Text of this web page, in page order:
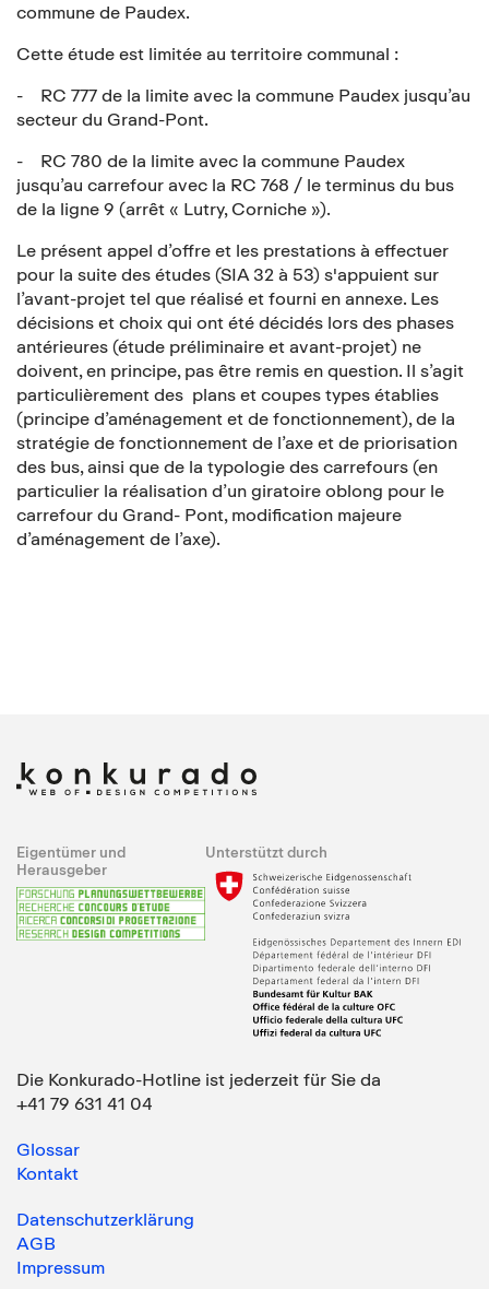
commune de Paudex.
Cette étude est limitée au territoire communal :
- RC 777 de la limite avec la commune Paudex jusqu’au
secteur du Grand-Pont.
- RC 780 de la limite avec la commune Paudex
jusqu’au carrefour avec la RC 768 / le terminus du bus
de la ligne 9 (arrêt « Lutry, Corniche »).
Le présent appel d’offre et les prestations à effectuer
pour la suite des études (SIA 32 à 53) s'appuient sur
l’avant-projet tel que réalisé et fourni en annexe. Les
décisions et choix qui ont été décidés lors des phases
antérieures (étude préliminaire et avant-projet) ne
doivent, en principe, pas être remis en question. Il s’agit
particulièrement des plans et coupes types établies
(principe d’aménagement et de fonctionnement), de la
stratégie de fonctionnement de l’axe et de priorisation
des bus, ainsi que de la typologie des carrefours (en
particulier la réalisation d’un giratoire oblong pour le
carrefour du Grand- Pont, modification majeure
d’aménagement de l’axe).
Eigentümer und
Herausgeber
Unterstützt durch
Die Konkurado-Hotline ist jederzeit für Sie da
+41 79 631 41 04
Glossar
Kontakt
Datenschutzerklärung
AGB
Impressum